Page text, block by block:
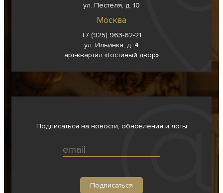
ул. Пестеля, д. 10
Москва
+7 (925) 963-62-21
ул. Ильинка, д. 4
арт-квартал «Гостиный двор»
Подписаться на новости, обновления и лоты